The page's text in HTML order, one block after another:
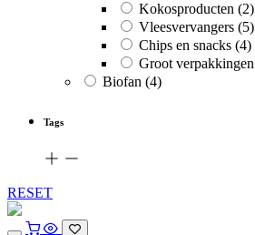
Kokosproducten (2)
Vleesvervangers (5)
Chips en snacks (4)
Groot
Biofan (4)
Tags
RESET